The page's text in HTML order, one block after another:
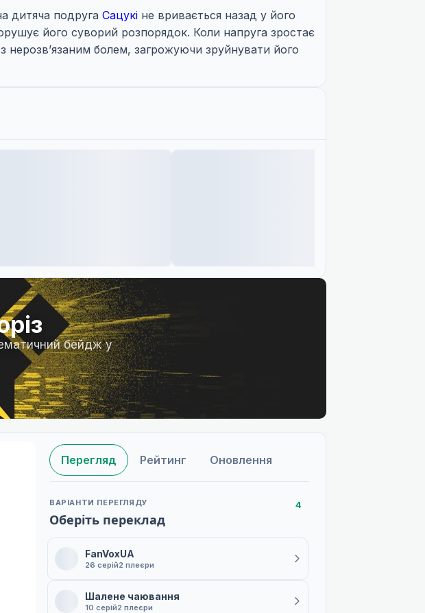
дитяча подруга Сацукі не вривається назад у його
його суворий розпорядок. Коли напруга зростає
нерозв’язаним болем, загрожуючи зруйнувати його
бейдж у
Перегляд Рейтинг Оновлення
ВАРІАНТИ ПЕРЕГЛЯДУ
Оберіть переклад
4
FanVoxUA
26 серій2 плеєри
Шалене чаювання
10 серій2 плеєри